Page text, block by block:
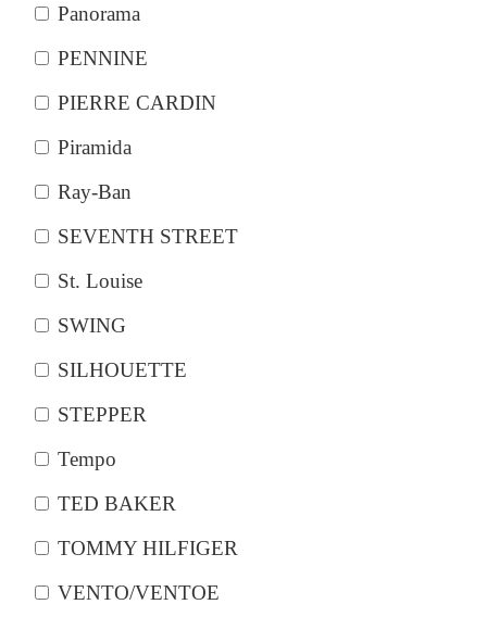
Panorama
PENNINE
PIERRE CARDIN
Piramida
Ray-Ban
SEVENTH STREET
St. Louise
SWING
SILHOUETTE
STEPPER
Tempo
TED BAKER
TOMMY HILFIGER
VENTO/VENTOE